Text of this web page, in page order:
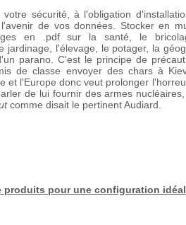
sécurité, à l'obligation
de vos données. Stocker en
en .pdf sur la santé, le
jardinage, l'élevage, le potager, la
parano. C'est le principe de
de classe envoyer des chars à
et l'Europe donc veut prolonger
de lui fournir des armes
comme disait le pertinent Audiard.
produits pour une configuration